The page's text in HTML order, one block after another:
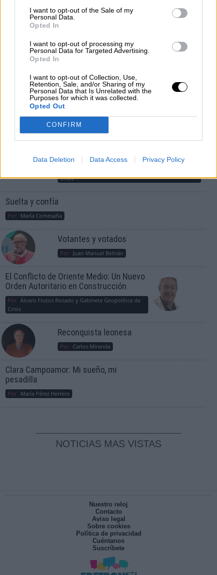
I want to opt-out of the Sale of my
Personal Data.
Opted In
I want to opt-out of processing my
Personal Data for Targeted Advertising.
Opted In
I want to opt-out of Collection, Use,
Retention, Sale, and/or Sharing of my
Personal Data that Is Unrelated with the
Purposes for which it was collected.
Opted Out
CONFIRM
Data Deletion Data Access Privacy Policy
(Midiendo las palabras)’
Lydia Navarro
Más artículos de este autor
miércoles, 4 de noviembre de 2020
OPINIONES DIVERSAS
¿La ciudadanía de Occidente es
guerra mundial?
Crisis
Suelta y confía
Por María Comesaña
Votantes y votados
Por Juan Manuel Beltrán
El Conflicto de Oriente Medio: Un Nuevo
Orden Autoritario en Construcción
Por Álvaro Frutos Rosado y Gabinete Geopolítica de
Crisis
Reconquista leonesa
Por Carlos Miranda
Clara Campoamor: Mi sueño, mi
pesadilla
Por María Pérez Herrero
NOTICIAS MAS VISTAS
Nuestro reloj
Contacto
Aviso legal
Sobre cookies
Política de privacidad
Cuéntanos
Suscríbete